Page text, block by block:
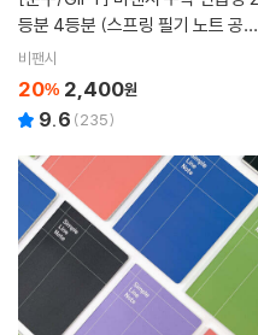
등분 4등분 (스프링 필기 노트 공책
무지 오답)
비팬시
20% 2,400원
9.6 (235)